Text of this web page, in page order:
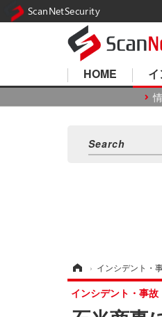
HOME
› インシデント・
インシデント・事故
ScanNetSecurity